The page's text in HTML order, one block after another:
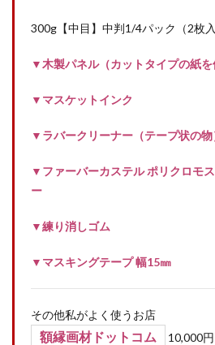
300g【中目】中判1/4パック（2枚
▼木製パネル（カットタイプの紙を
▼マスケットインク
▼ラバークリーナー（テープ状の物
▼ファーバーカステル ポリクロモ
ー
▼練り消しゴム
▼マスキングテープ 幅15㎜
その他私がよく使うお店
額縁画材ドットコム 10,000